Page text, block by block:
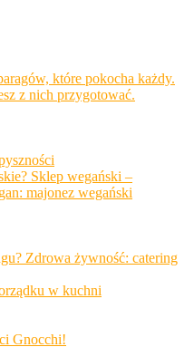
które pokocha każdy.
z nich przygotować.
Sklep wegański –
majonez wegański
Zdrowa żywność: catering
w kuchni
Gnocchi!